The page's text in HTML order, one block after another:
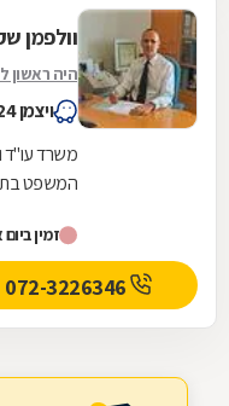
וולפמן
היה ראשון
ויצמן 24, כפר סבא
משרד עו"ד
המשפט
בדיניזמין ביום